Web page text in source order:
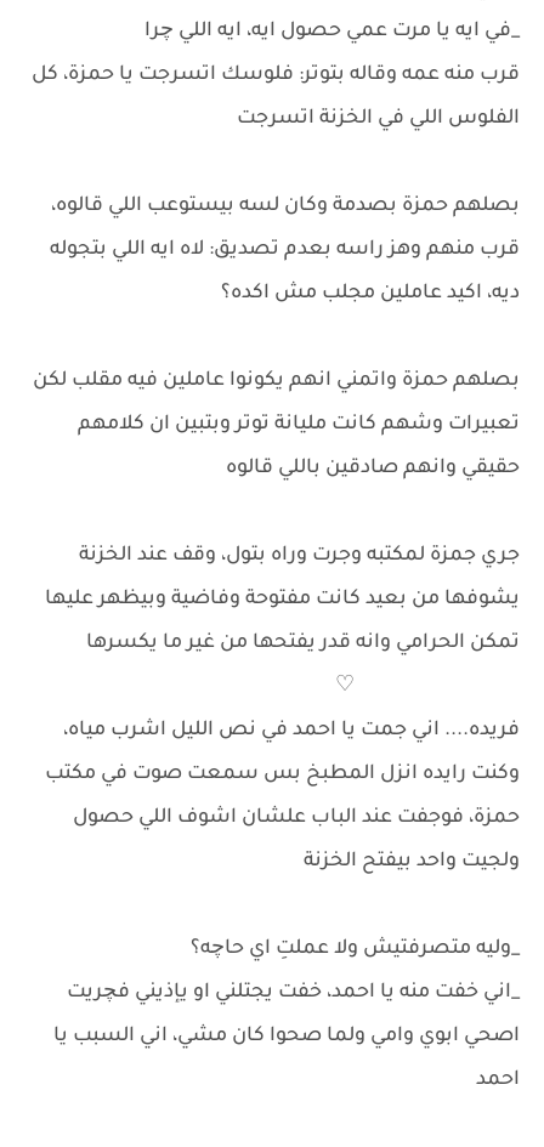
_في ايه يا مرت عمي حصول ايه، ايه اللي چرا
قرب منه عمه وقاله بتوتر: فلوسك اتسرجت يا حمزة، كل
الفلوس اللي في الخزنة اتسرجت
بصلهم حمزة بصدمة وكان لسه بيستوعب اللي قالوه،
قرب منهم وهز راسه بعدم تصديق: لاه ايه اللي بتجوله
ديه، اكيد عاملين مجلب مش اكده؟
بصلهم حمزة واتمني انهم يكونوا عاملين فيه مقلب لكن
تعبيرات وشهم كانت مليانة توتر وبتبين ان كلامهم
حقيقي وانهم صادقين باللي قالوه
جري جمزة لمكتبه وجرت وراه بتول، وقف عند الخزنة
يشوفها من بعيد كانت مفتوحة وفاضية وبيظهر عليها
تمكن الحرامي وانه قدر يفتحها من غير ما يكسرها
♡
فريده.... اني جمت يا احمد في نص الليل اشرب مياه،
وكنت رايده انزل المطبخ بس سمعت صوت في مكتب
حمزة، فوجفت عند الباب علشان اشوف اللي حصول
ولجيت واحد بيفتح الخزنة
_وليه متصرفتيش ولا عملتِ اي حاچه؟
_اني خفت منه يا احمد، خفت يجتلني او يإذيني فچريت
اصحي ابوي وامي ولما صحوا كان مشي، اني السبب يا
احمد